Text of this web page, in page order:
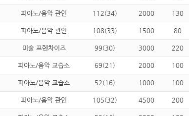
피아노/음악 관인 112(34) 2000 130
피아노/음악 관인 108(33) 1500 80
미술 프렌차이즈 99(30) 3000 220
피아노/음악 교습소 69(21) 2000 100
피아노/음악 교습소 52(16) 1000 100
피아노/음악 관인 105(32) 4500 200